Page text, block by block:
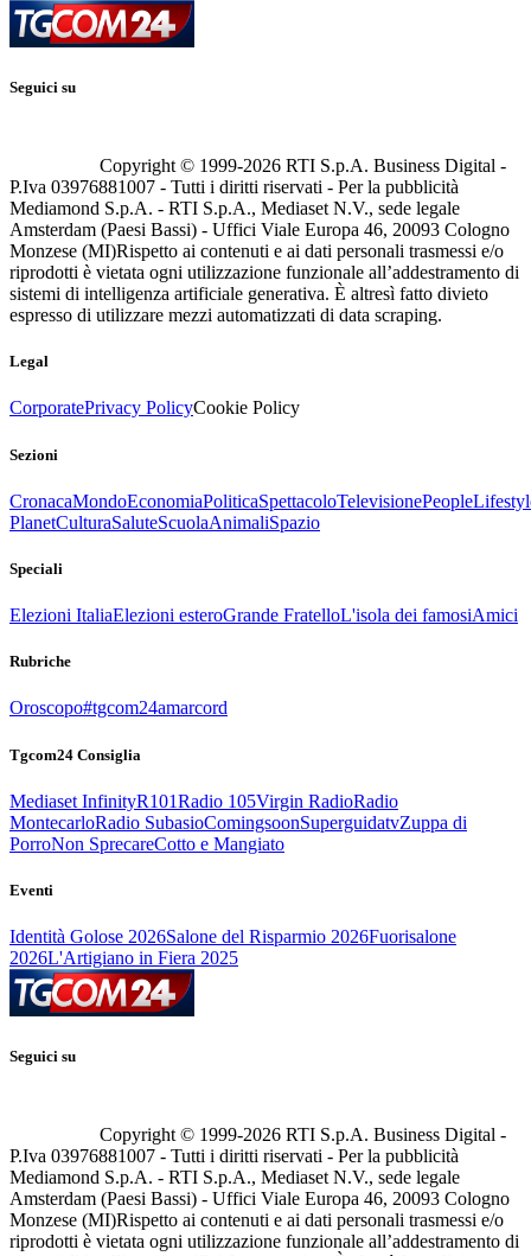
Seguici su
Copyright © 1999-2026 RTI S.p.A. Business Digital -
P.Iva 03976881007 - Tutti i diritti riservati - Per la pubblicità
Mediamond S.p.A. - RTI S.p.A., Mediaset N.V., sede legale
Amsterdam (Paesi Bassi) - Uffici Viale Europa 46, 20093 Cologno
Monzese (MI)Rispetto ai contenuti e ai dati personali trasmessi e/o
riprodotti è vietata ogni utilizzazione funzionale all’addestramento di
sistemi di intelligenza artificiale generativa. È altresì fatto divieto
espresso di utilizzare mezzi automatizzati di data scraping.
Legal
CorporatePrivacy PolicyCookie Policy
Sezioni
CronacaMondoEconomiaPoliticaSpettacoloTelevisionePeople
PlanetCulturaSaluteScuolaAnimaliSpazio
Speciali
Elezioni ItaliaElezioni esteroGrande FratelloL'isola dei famosiAmici
Rubriche
Oroscopo#tgcom24amarcord
Tgcom24 Consiglia
Mediaset InfinityR101Radio 105Virgin RadioRadio
MontecarloRadio SubasioComingsoonSuperguidatvZuppa di
PorroNon SprecareCotto e Mangiato
Eventi
Identità Golose 2026Salone del Risparmio 2026Fuorisalone
2026L'Artigiano in Fiera 2025
Seguici su
Copyright © 1999-2026 RTI S.p.A. Business Digital -
P.Iva 03976881007 - Tutti i diritti riservati - Per la pubblicità
Mediamond S.p.A. - RTI S.p.A., Mediaset N.V., sede legale
Amsterdam (Paesi Bassi) - Uffici Viale Europa 46, 20093 Cologno
Monzese (MI)Rispetto ai contenuti e ai dati personali trasmessi e/o
riprodotti è vietata ogni utilizzazione funzionale all’addestramento di